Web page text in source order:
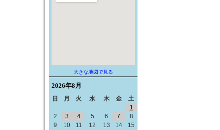
大きな地図で見る
2026年8月
日 月 火 水 木 金 土
1
2
3 4 5 6 7
8
9
10 11 12 13 14
15